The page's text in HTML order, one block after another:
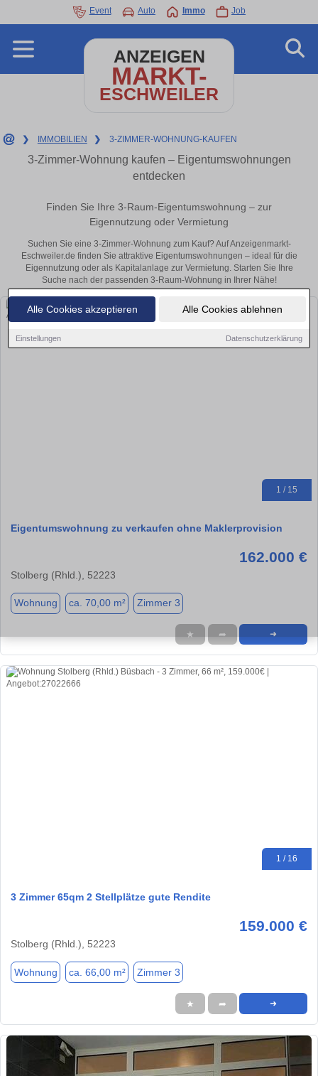
Alle Cookies akzeptieren Alle Cookies ablehnen
Einstellungen Datenschutzerklärung
Event Auto Immo Job
ANZEIGEN
MARKT-
ESCHWEILER
❯ IMMOBILIEN ❯ 3-ZIMMER-WOHNUNG-KAUFEN
3-Zimmer-Wohnung kaufen – Eigentumswohnungen
entdecken
Finden Sie Ihre 3-Raum-Eigentumswohnung – zur
Eigennutzung oder Vermietung
Suchen Sie eine 3-Zimmer-Wohnung zum Kauf? Auf Anzeigenmarkt-
Eschweiler.de finden Sie attraktive Eigentumswohnungen – ideal für die
Eigennutzung oder als Kapitalanlage zur Vermietung. Starten Sie Ihre
Suche nach der passenden 3-Raum-Wohnung in Ihrer Nähe!
1 / 15
Eigentumswohnung zu verkaufen ohne Maklerprovision
162.000 €
Stolberg (Rhld.), 52223
Wohnung ca. 70,00 m² Zimmer 3
★ ➦ ➜
1 / 16
3 Zimmer 65qm 2 Stellplätze gute Rendite
159.000 €
Stolberg (Rhld.), 52223
Wohnung ca. 66,00 m² Zimmer 3
★ ➦ ➜